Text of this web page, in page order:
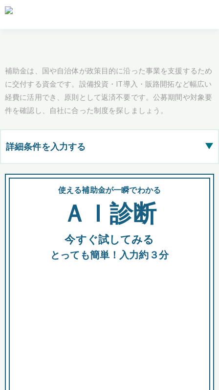
補助金は、国や自治体が政策目的に沿った事業を支援するため
に交付する資金です。設備投資・IT導入・販路開拓など幅広い
経費に活用でき、原則として返済不要です。公募期間や対象要
件を確認し、自社に合った制度を探しましょう。
詳細条件を入力する ▶
都道府県
全国の検索結果を含めて表示
助成金 融資 出資
使える補助金が一瞬でわかる
ＡＩ診断
今すぐ試してみる
とっても簡単！入力約３分